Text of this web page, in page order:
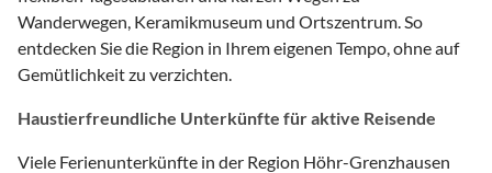
Wanderwegen, Keramikmuseum und Ortszentrum. So
entdecken Sie die Region in Ihrem eigenen Tempo, ohne auf
Gemütlichkeit zu verzichten.
Haustierfreundliche Unterkünfte für aktive Reisende
Viele Ferienunterkünfte in der Region Höhr-Grenzhausen